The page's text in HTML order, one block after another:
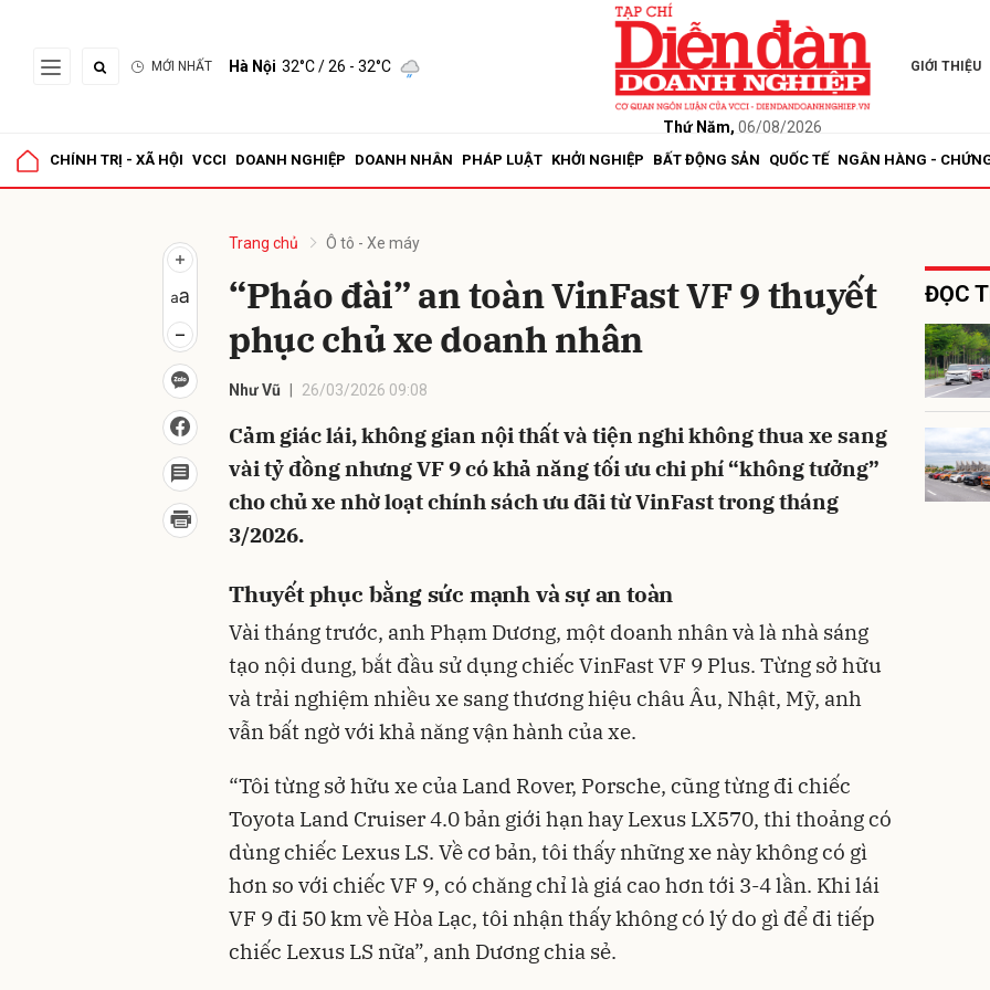
MỚI NHẤT Hà Nội 32°C/ 26 - 32°C
Thứ Năm, 06/08/2026
GIỚI THIỆU
CHÍNH TRỊ - XÃ HỘI VCCI DOANH NGHIỆP DOANH NHÂN PHÁP LUẬT KHỞI NGHIỆP BẤT ĐỘNG SẢN QUỐC TẾ NGÂN HÀNG -
Trang chủ Ô tô - Xe máy
“Pháo đài” an toàn VinFast VF 9 thuyết
phục chủ xe doanh nhân
Như Vũ 26/03/2026 09:08
Cảm giác lái, không gian nội thất và tiện nghi không thua xe sang
vài tỷ đồng nhưng VF 9 có khả năng tối ưu chi phí “không tưởng”
cho chủ xe nhờ loạt chính sách ưu đãi từ VinFast trong tháng
3/2026.
Thuyết phục bằng sức mạnh và sự an toàn
Vài tháng trước, anh Phạm Dương, một doanh nhân và là nhà sáng
tạo nội dung, bắt đầu sử dụng chiếc VinFast VF 9 Plus. Từng sở hữu
và trải nghiệm nhiều xe sang thương hiệu châu Âu, Nhật, Mỹ, anh
vẫn bất ngờ với khả năng vận hành của xe.
“Tôi từng sở hữu xe của Land Rover, Porsche, cũng từng đi chiếc
Toyota Land Cruiser 4.0 bản giới hạn hay Lexus LX570, thi thoảng có
dùng chiếc Lexus LS. Về cơ bản, tôi thấy những xe này không có gì
hơn so với chiếc VF 9, có chăng chỉ là giá cao hơn tới 3-4 lần. Khi lái
VF 9 đi 50 km về Hòa Lạc, tôi nhận thấy không có lý do gì để đi tiếp
chiếc Lexus LS nữa”, anh Dương chia sẻ.
ĐỌC